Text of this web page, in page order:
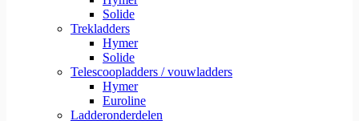
Solide
Trekladders
Hymer
Solide
Telescoopladders / vouwladders
Hymer
Euroline
Ladderonderdelen